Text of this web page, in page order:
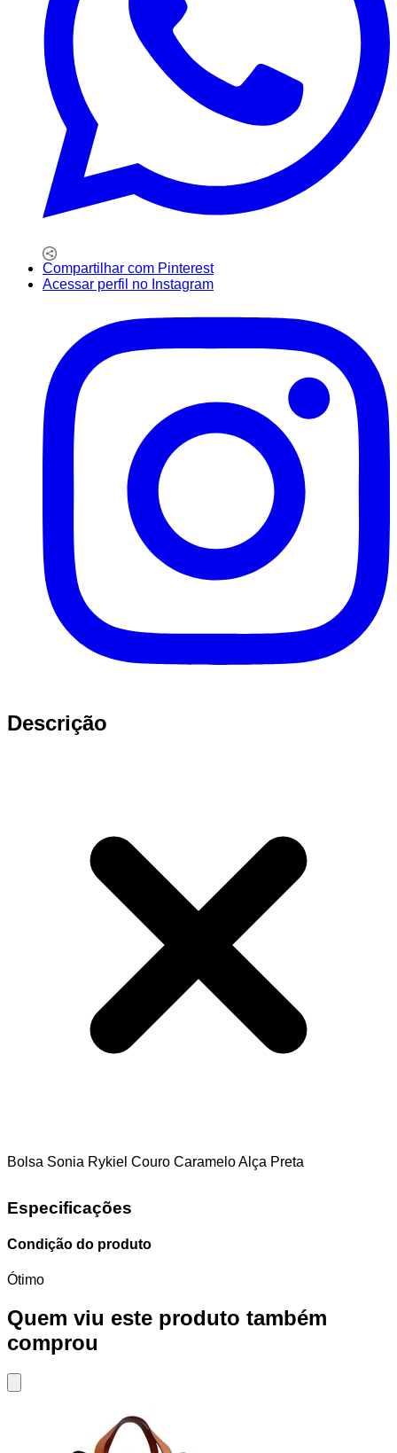
Compartilhar com Pinterest
Acessar perfil no Instagram
Descrição
Bolsa Sonia Rykiel Couro Caramelo Alça Preta
Especificações
Condição do produto
Ótimo
Quem viu este produto também
comprou